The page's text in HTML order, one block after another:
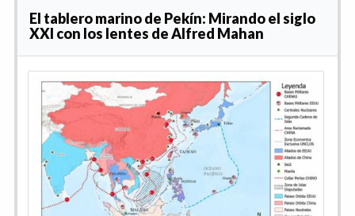
El tablero marino de Pekín: Mirando el siglo
XXI con los lentes de Alfred Mahan